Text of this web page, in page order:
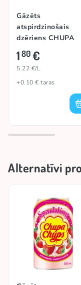
Gāzēts
atspirdzinošais
dzēriens CHUPA
CHUPS
(STRAWBERRY),
345ml
180€
5.22 €/L
+0.10 € taras
Alternatīvi